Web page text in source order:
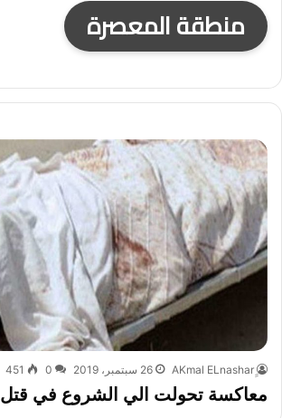
منطقة المعصرة
26 سبتمبر، 2019 0
451
معاكسة تحولت الي الشروع في قتل